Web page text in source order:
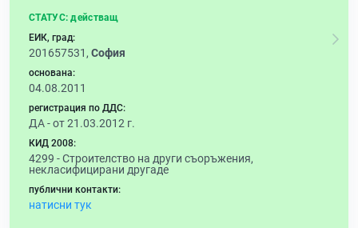
СТАТУС: действащ
ЕИК, град:
201657531, София
основана:
04.08.2011
регистрация по ДДС:
ДА - от 21.03.2012 г.
КИД 2008:
4299 -Строителство на други съоръжения,
некласифицирани другаде
публични контакти:
натисни тук